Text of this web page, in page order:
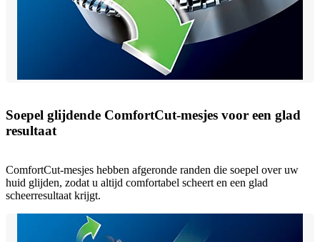
Soepel glijdende ComfortCut-mesjes voor een glad
resultaat
ComfortCut-mesjes hebben afgeronde randen die soepel over uw
huid glijden, zodat u altijd comfortabel scheert en een glad
scheerresultaat krijgt.